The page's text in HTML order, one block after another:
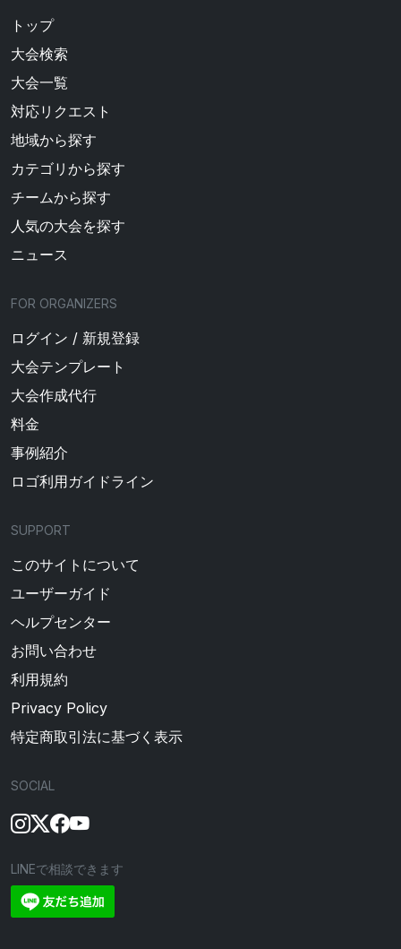
トップ
大会検索
大会一覧
対応リクエスト
地域から探す
カテゴリから探す
チームから探す
人気の大会を探す
ニュース
FOR ORGANIZERS
ログイン / 新規登録
大会テンプレート
大会作成代行
料金
事例紹介
ロゴ利用ガイドライン
SUPPORT
このサイトについて
ユーザーガイド
ヘルプセンター
お問い合わせ
利用規約
Privacy Policy
特定商取引法に基づく表示
SOCIAL
LINEで相談できます